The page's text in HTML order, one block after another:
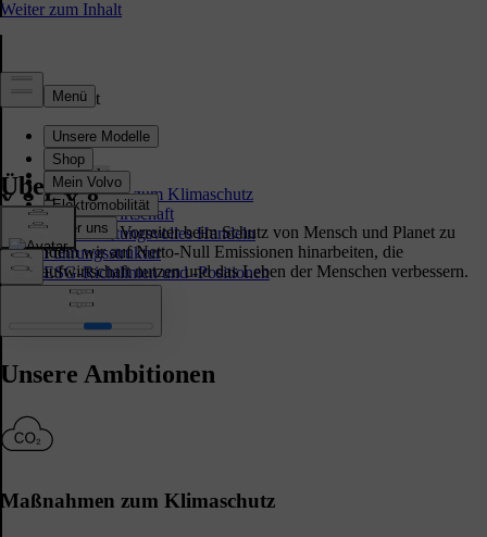
Nachhaltigkeit
Übersicht
Maßnahmen zum Klimaschutz
Kreislaufwirtschaft
Verantwortungsvolles Handeln
Führungsstruktur
ESG-Richtlinien und -Positionen
Übersicht
Unser Ziel ist es, Vorreiter beim Schutz von Mensch und Planet zu
sein, indem wir auf Netto-Null Emissionen hinarbeiten, die
Kreislaufwirtschaft nutzen und das Leben der Menschen verbessern.
Unsere Ambitionen
Maßnahmen zum Klimaschutz